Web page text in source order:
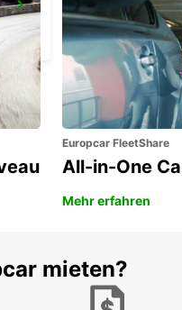
DRESDEN -
Europcar FleetShare
All-in-One
Mehr erfahren
mieten?